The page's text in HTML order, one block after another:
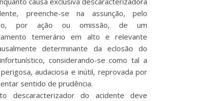
preenche-se na assunção, pelo
por ação ou omissão, de um
temerário em alto e relevante
determinante da eclosão do
considerando-se como tal a
audaciosa e inútil, reprovada por
sentido de prudência.
descaracterizador do acidente deve